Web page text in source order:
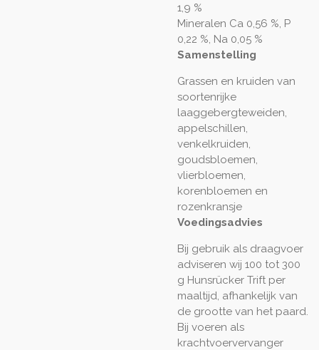
1,9 %
Mineralen Ca 0,56 %, P
0,22 %, Na 0,05 %
Samenstelling
Grassen en kruiden van
soortenrijke
laaggebergteweiden,
appelschillen,
venkelkruiden,
goudsbloemen,
vlierbloemen,
korenbloemen en
rozenkransje
Voedingsadvies
Bij gebruik als draagvoer
adviseren wij 100 tot 300
g Hunsrücker Trift per
maaltijd, afhankelijk van
de grootte van het paard.
Bij voeren als
krachtvoervervanger